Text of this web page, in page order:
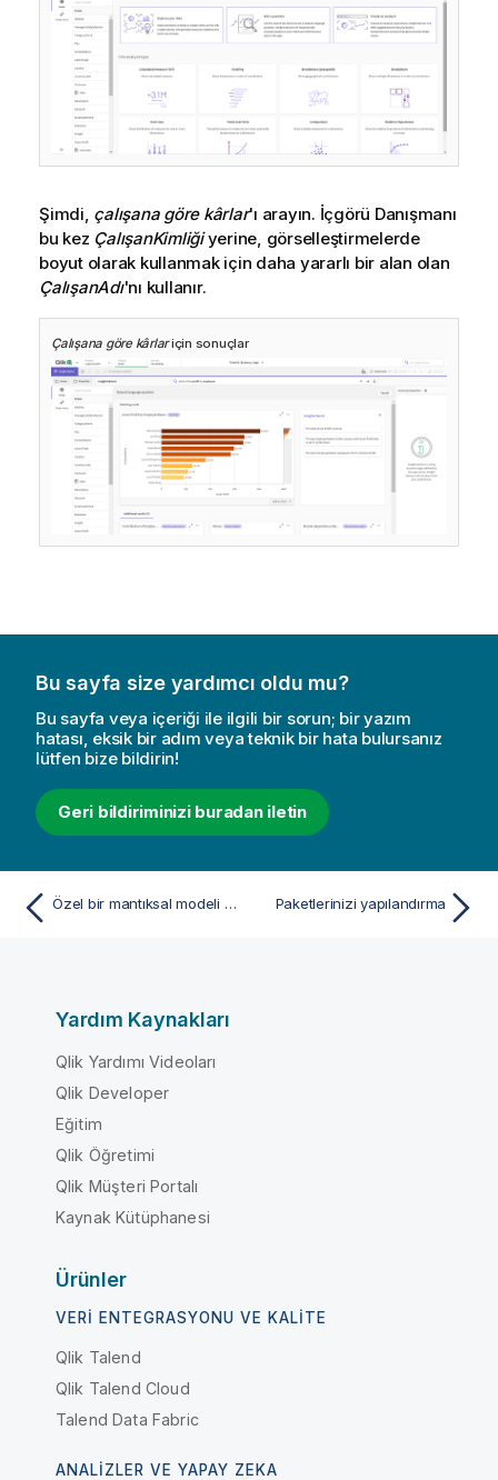
Şimdi, çalışana göre kârlar'ı arayın. İçgörü Danışmanı
bu kez ÇalışanKimliğiyerine, görselleştirmelerde
boyut olarak kullanmak için daha yararlı bir alan olan
ÇalışanAdı'nı kullanır.
Çalışana göre kârlariçin sonuçlar
Bu sayfa size yardımcı oldu mu?
Bu sayfa veya içeriği ile ilgili bir sorun; bir yazım
hatası, eksik bir adım veya teknik bir hata bulursanız
lütfen bize bildirin!
Geri bildiriminizi buradan iletin
Özel bir mantıksal modeli etkinleştirme Paketlerinizi yapılandırma
Yardım Kaynakları
Qlik Yardımı Videoları
Qlik Developer
Eğitim
Qlik Öğretimi
Qlik Müşteri Portalı
Kaynak Kütüphanesi
Ürünler
VERI ENTEGRASYONU VE KALITE
Qlik Talend
Qlik Talend Cloud
Talend Data Fabric
ANALIZLER VE YAPAY ZEKA